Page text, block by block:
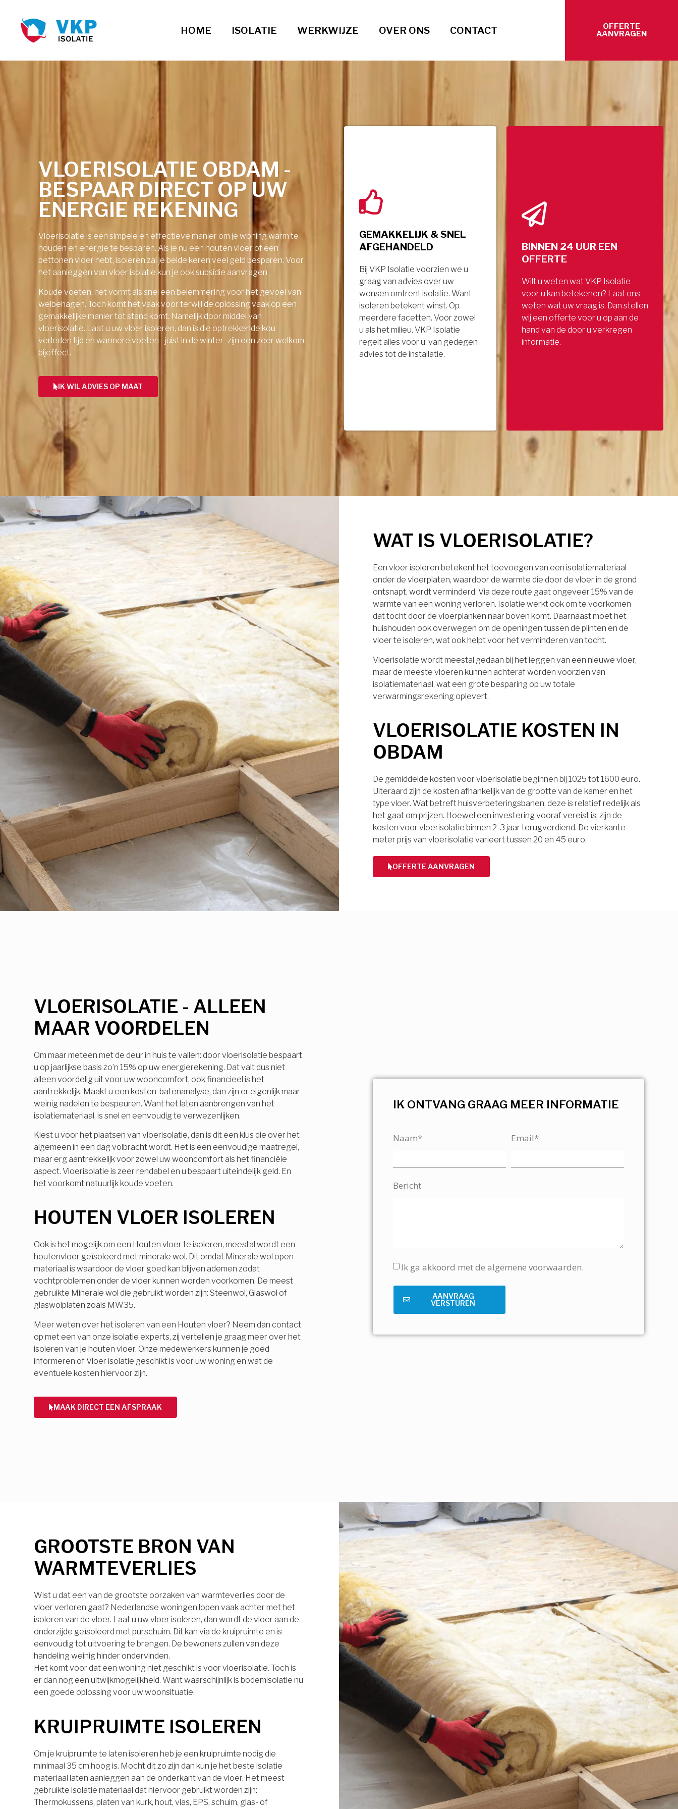
HOME ISOLATIE WERKWIJZE OVER ONS CONTACT
OFFERTE
AANVRAGEN
VLOERISOLATIE OBDAM -
BESPAAR DIRECT OP UW
ENERGIE REKENING
Vloerisolatie is een simpele en effectieve manier om je woning warm te
houden en energie te besparen. Als je nu een houten vloer of een
bettonen vloer hebt, isoleren zal je beide keren veel geld besparen. Voor
het aanleggen van vloer isolatie kun je ook subsidie aanvragen
Koude voeten, het vormt als snel een belemmering voor het gevoel van
welbehagen. Toch komt het vaak voor terwijl de oplossing vaak op een
gemakkelijke manier tot stand komt. Namelijk door middel van
vloerisolatie. Laat u uw vloer isoleren, dan is die optrekkende kou
verleden tijd en warmere voeten –juist in de winter- zijn een zeer welkom
bijeffect.
IK WIL ADVIES OP MAAT
GEMAKKELIJK & SNEL
AFGEHANDELD
Bij VKP Isolatie voorzien we u
graag van advies over uw
wensen omtrent isolatie. Want
isoleren betekent winst. Op
meerdere facetten. Voor zowel
u als het milieu. VKP Isolatie
regelt alles voor u: van gedegen
advies tot de installatie.
BINNEN 24 UUR EEN
OFFERTE
Wilt u weten wat VKP Isolatie
voor u kan betekenen? Laat ons
weten wat uw vraag is. Dan stellen
wij een offerte voor u op aan de
hand van de door u verkregen
informatie.
WAT IS VLOERISOLATIE?
Een vloer isoleren betekent het toevoegen van een isolatiemateriaal
onder de vloerplaten, waardoor de warmte die door de vloer in de grond
ontsnapt, wordt verminderd. Via deze route gaat ongeveer 15% van de
warmte van een woning verloren. Isolatie werkt ook om te voorkomen
dat tocht door de vloerplanken naar boven komt. Daarnaast moet het
huishouden ook overwegen om de openingen tussen de plinten en de
vloer te isoleren, wat ook helpt voor het verminderen van tocht.
Vloerisolatie wordt meestal gedaan bij het leggen van een nieuwe vloer,
maar de meeste vloeren kunnen achteraf worden voorzien van
isolatiemateriaal, wat een grote besparing op uw totale
verwarmingsrekening oplevert.
VLOERISOLATIE KOSTEN IN
OBDAM
De gemiddelde kosten voor vloerisolatie beginnen bij 1025 tot 1600 euro.
Uiteraard zijn de kosten afhankelijk van de grootte van de kamer en het
type vloer. Wat betreft huisverbeteringsbanen, deze is relatief redelijk als
het gaat om prijzen. Hoewel een investering vooraf vereist is, zijn de
kosten voor vloerisolatie binnen 2-3 jaar terugverdiend. De vierkante
meter prijs van vloerisolatie varieert tussen 20 en 45 euro.
OFFERTE AANVRAGEN
VLOERISOLATIE - ALLEEN
MAAR VOORDELEN
Om maar meteen met de deur in huis te vallen: door vloerisolatie bespaart
u op jaarlijkse basis zo’n 15% op uw energierekening. Dat valt dus niet
alleen voordelig uit voor uw wooncomfort, ook financieel is het
aantrekkelijk. Maakt u een kosten-batenanalyse, dan zijn er eigenlijk maar
weinig nadelen te bespeuren. Want het laten aanbrengen van het
isolatiemateriaal, is snel en eenvoudig te verwezenlijken.
Kiest u voor het plaatsen van vloerisolatie, dan is dit een klus die over het
algemeen in een dag volbracht wordt. Het is een eenvoudige maatregel,
maar erg aantrekkelijk voor zowel uw wooncomfort als het financiële
aspect. Vloerisolatie is zeer rendabel en u bespaart uiteindelijk geld. En
het voorkomt natuurlijk koude voeten.
HOUTEN VLOER ISOLEREN
Ook is het mogelijk om een Houten vloer te isoleren, meestal wordt een
houtenvloer geïsoleerd met minerale wol. Dit omdat Minerale wol open
materiaal is waardoor de vloer goed kan blijven ademen zodat
vochtproblemen onder de vloer kunnen worden voorkomen. De meest
gebruikte Minerale wol die gebruikt worden zijn: Steenwol, Glaswol of
glaswolplaten zoals MW35.
Meer weten over het isoleren van een Houten vloer? Neem dan contact
op met een van onze isolatie experts, zij vertellen je graag meer over het
isoleren van je houten vloer. Onze medewerkers kunnen je goed
informeren of Vloer isolatie geschikt is voor uw woning en wat de
eventuele kosten hiervoor zijn.
MAAK DIRECT EEN AFSPRAAK
IK ONTVANG GRAAG MEER INFORMATIE
Naam* Email*
Bericht
Ik ga akkoord met de algemene voorwaarden.
AANVRAAG
VERSTUREN
GROOTSTE BRON VAN
WARMTEVERLIES
Wist u dat een van de grootste oorzaken van warmteverlies door de
vloer verloren gaat? Nederlandse woningen lopen vaak achter met het
isoleren van de vloer. Laat u uw vloer isoleren, dan wordt de vloer aan de
onderzijde geïsoleerd met purschuim. Dit kan via de kruipruimte en is
eenvoudig tot uitvoering te brengen. De bewoners zullen van deze
handeling weinig hinder ondervinden.
Het komt voor dat een woning niet geschikt is voor vloerisolatie. Toch is
er dan nog een uitwijkmogelijkheid. Want waarschijnlijk is bodemisolatie nu
een goede oplossing voor uw woonsituatie.
KRUIPRUIMTE ISOLEREN
Om je kruipruimte te laten isoleren heb je een kruipruimte nodig die
minimaal 35 cm hoog is. Mocht dit zo zijn dan kun je het beste isolatie
materiaal laten aanleggen aan de onderkant van de vloer. Het meest
gebruikte isolatie materiaal dat hiervoor gebruikt worden zijn:
Thermokussens, platen van kurk, hout, vlas, EPS, schuim, glas- of